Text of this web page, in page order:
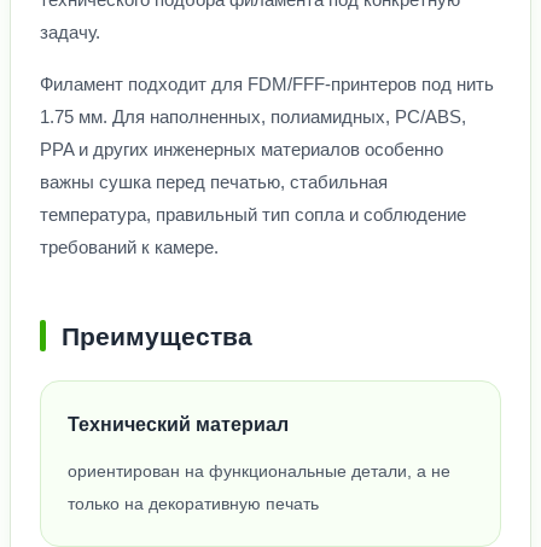
задачу.
Филамент подходит для FDM/FFF-принтеров под нить
1.75 мм. Для наполненных, полиамидных, PC/ABS,
PPA и других инженерных материалов особенно
важны сушка перед печатью, стабильная
температура, правильный тип сопла и соблюдение
требований к камере.
Преимущества
Технический материал
ориентирован на функциональные детали, а не
только на декоративную печать